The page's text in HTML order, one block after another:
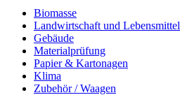
Biomasse
Landwirtschaft und Lebensmittel
Gebäude
Materialprüfung
Papier & Kartonagen
Klima
Zubehör / Waagen